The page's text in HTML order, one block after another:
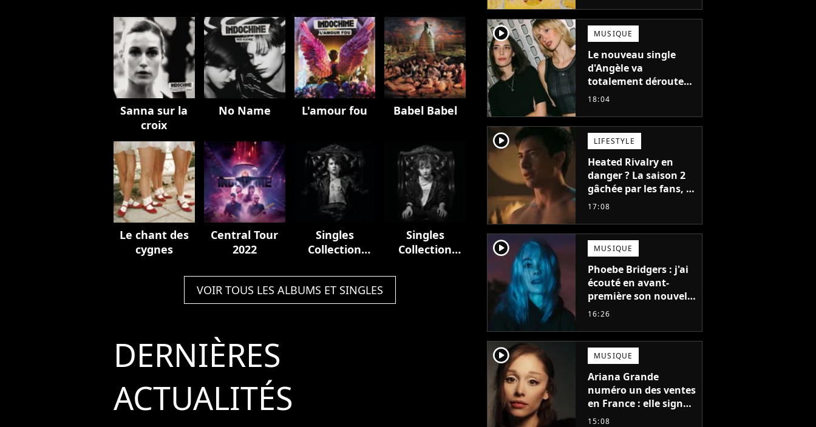
Sanna sur la
croix
No Name L'amour fou Babel Babel
Le chant des
cygnes
Central Tour
2022
Singles
Collection
Singles
Collection
VOIR TOUS LES ALBUMS ET SINGLES
DERNIÈRES
ACTUALITÉS
ruiner les revendeurs
player2 MUSIQUE
Le nouveau single
d'Angèle va
totalement dérouter
le public, et c'est une
18:04
player2 LIFESTYLE
Heated Rivalry en
danger ? La saison 2
gâchée par les fans, le
créateur pousse un
17:08
player2 MUSIQUE
Phoebe Bridgers : j'ai
écouté en avant-
première son nouvel
album, c'est le bijou
16:26
player2 MUSIQUE
Ariana Grande
numéro un des ventes
en France : elle signe
le meilleur démarrage
15:08